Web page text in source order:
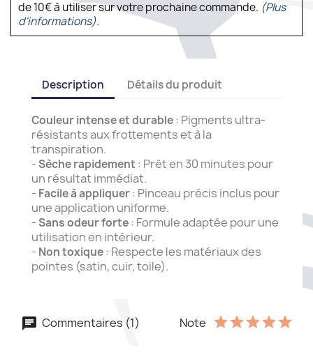
de 10€ à utiliser sur votre prochaine commande. (Plus
d'informations).
Description Détails du produit
Couleur intense et durable : Pigments ultra-
résistants aux frottements et à la
transpiration.
-Sèche rapidement : Prêt en 30 minutes pour
un résultat immédiat.
- Facile à appliquer : Pinceau précis inclus pour
une application uniforme.
-Sans odeur forte : Formule adaptée pour une
utilisation en intérieur.
- Non toxique : Respecte les matériaux des
pointes (satin, cuir, toile).
Commentaires (1) Note